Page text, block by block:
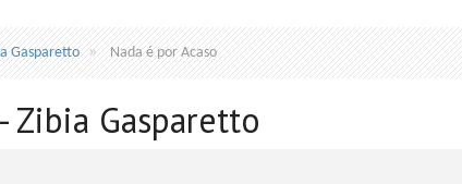
Gasparetto Nada é por Acaso
Zibia Gasparetto